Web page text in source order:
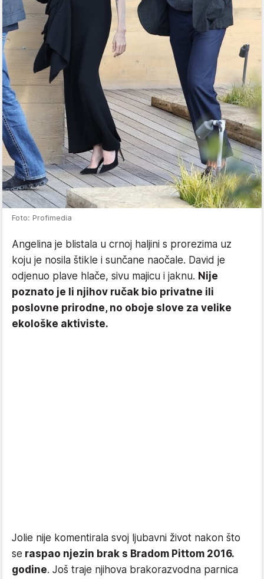
Foto: Profimedia
Angelina je blistala u crnoj haljini s prorezima uz
koju je nosila štikle i sunčane naočale. David je
odjenuo plave hlače, sivu majicu i jaknu. Nije
poznato je li njihov ručak bio privatne ili
poslovne prirodne, no oboje slove za velike
ekološke aktiviste.
Jolie nije komentirala svoj ljubavni život nakon što
se raspao njezin brak s Bradom Pittom 2016.
godine. Još traje njihova brakorazvodna parnica